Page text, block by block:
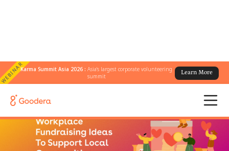
WEBINARKarma Summit Asia 2026 :Asia's largest corporate volunteering
summit
Learn More
← Todos los blogs
apoyar a las comunidades locales